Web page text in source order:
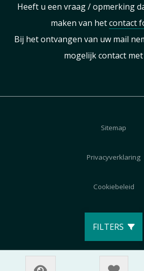
FILTERS
Heeft u een vraag / opmerking
maken van hetcontact
Bij het ontvangen van uw mail
mogelijk contact
Sitemap
Privacyverklaring
Cookiebeleid
© 2026 AutoZeeland